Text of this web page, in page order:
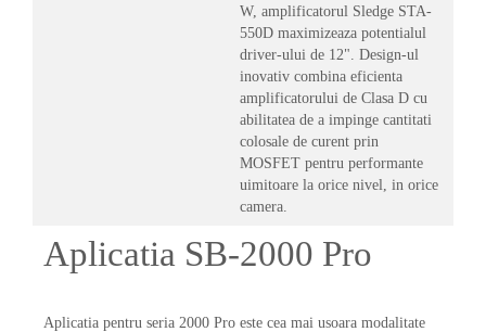
W, amplificatorul Sledge STA-
550D maximizeaza potentialul
driver-ului de 12". Design-ul
inovativ combina eficienta
amplificatorului de Clasa D cu
abilitatea de a impinge cantitati
colosale de curent prin
MOSFET pentru performante
uimitoare la orice nivel, in orice
camera.
Aplicatia SB-2000 Pro
Aplicatia pentru seria 2000 Pro este cea mai usoara modalitate